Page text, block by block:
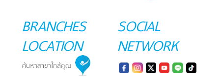
BRANCHES
LOCATION
SOCIAL
NETWORK